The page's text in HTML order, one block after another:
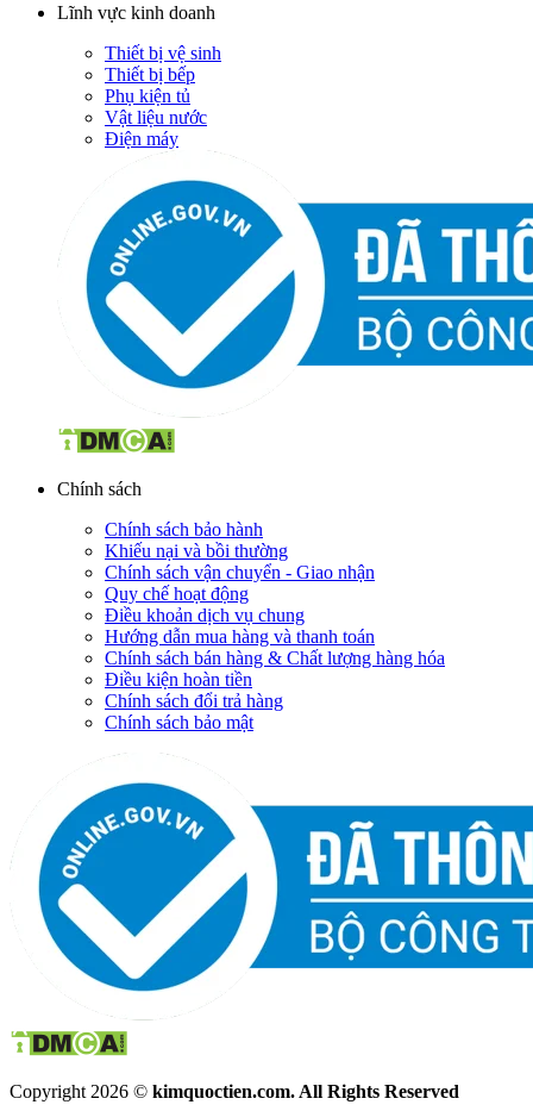
Lĩnh vực kinh doanh
Thiết bị vệ sinh
Thiết bị bếp
Phụ kiện tủ
Vật liệu nước
Điện máy
Chính sách
Chính sách bảo hành
Khiếu nại và bồi thường
Chính sách vận chuyển - Giao nhận
Quy chế hoạt động
Điều khoản dịch vụ chung
Hướng dẫn mua hàng và thanh toán
Chính sách bán hàng & Chất lượng hàng hóa
Điều kiện hoàn tiền
Chính sách đổi trả hàng
Chính sách bảo mật
Copyright 2026 © kimquoctien.com. All Rights Reserved